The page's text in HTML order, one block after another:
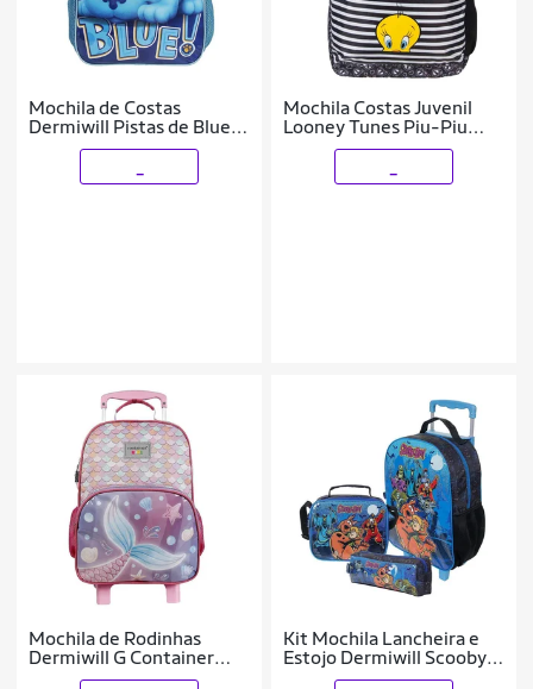
Mochila de Costas
Dermiwill Pistas de Blue
Mochila Costas Juvenil
Looney Tunes Piu-Piu
Casual Dermiwil
Mochila de Rodinhas
Dermiwill G Container
Kids Sereia
Kit Mochila Lancheira e
Estojo Dermiwill Scooby
Doo Preto